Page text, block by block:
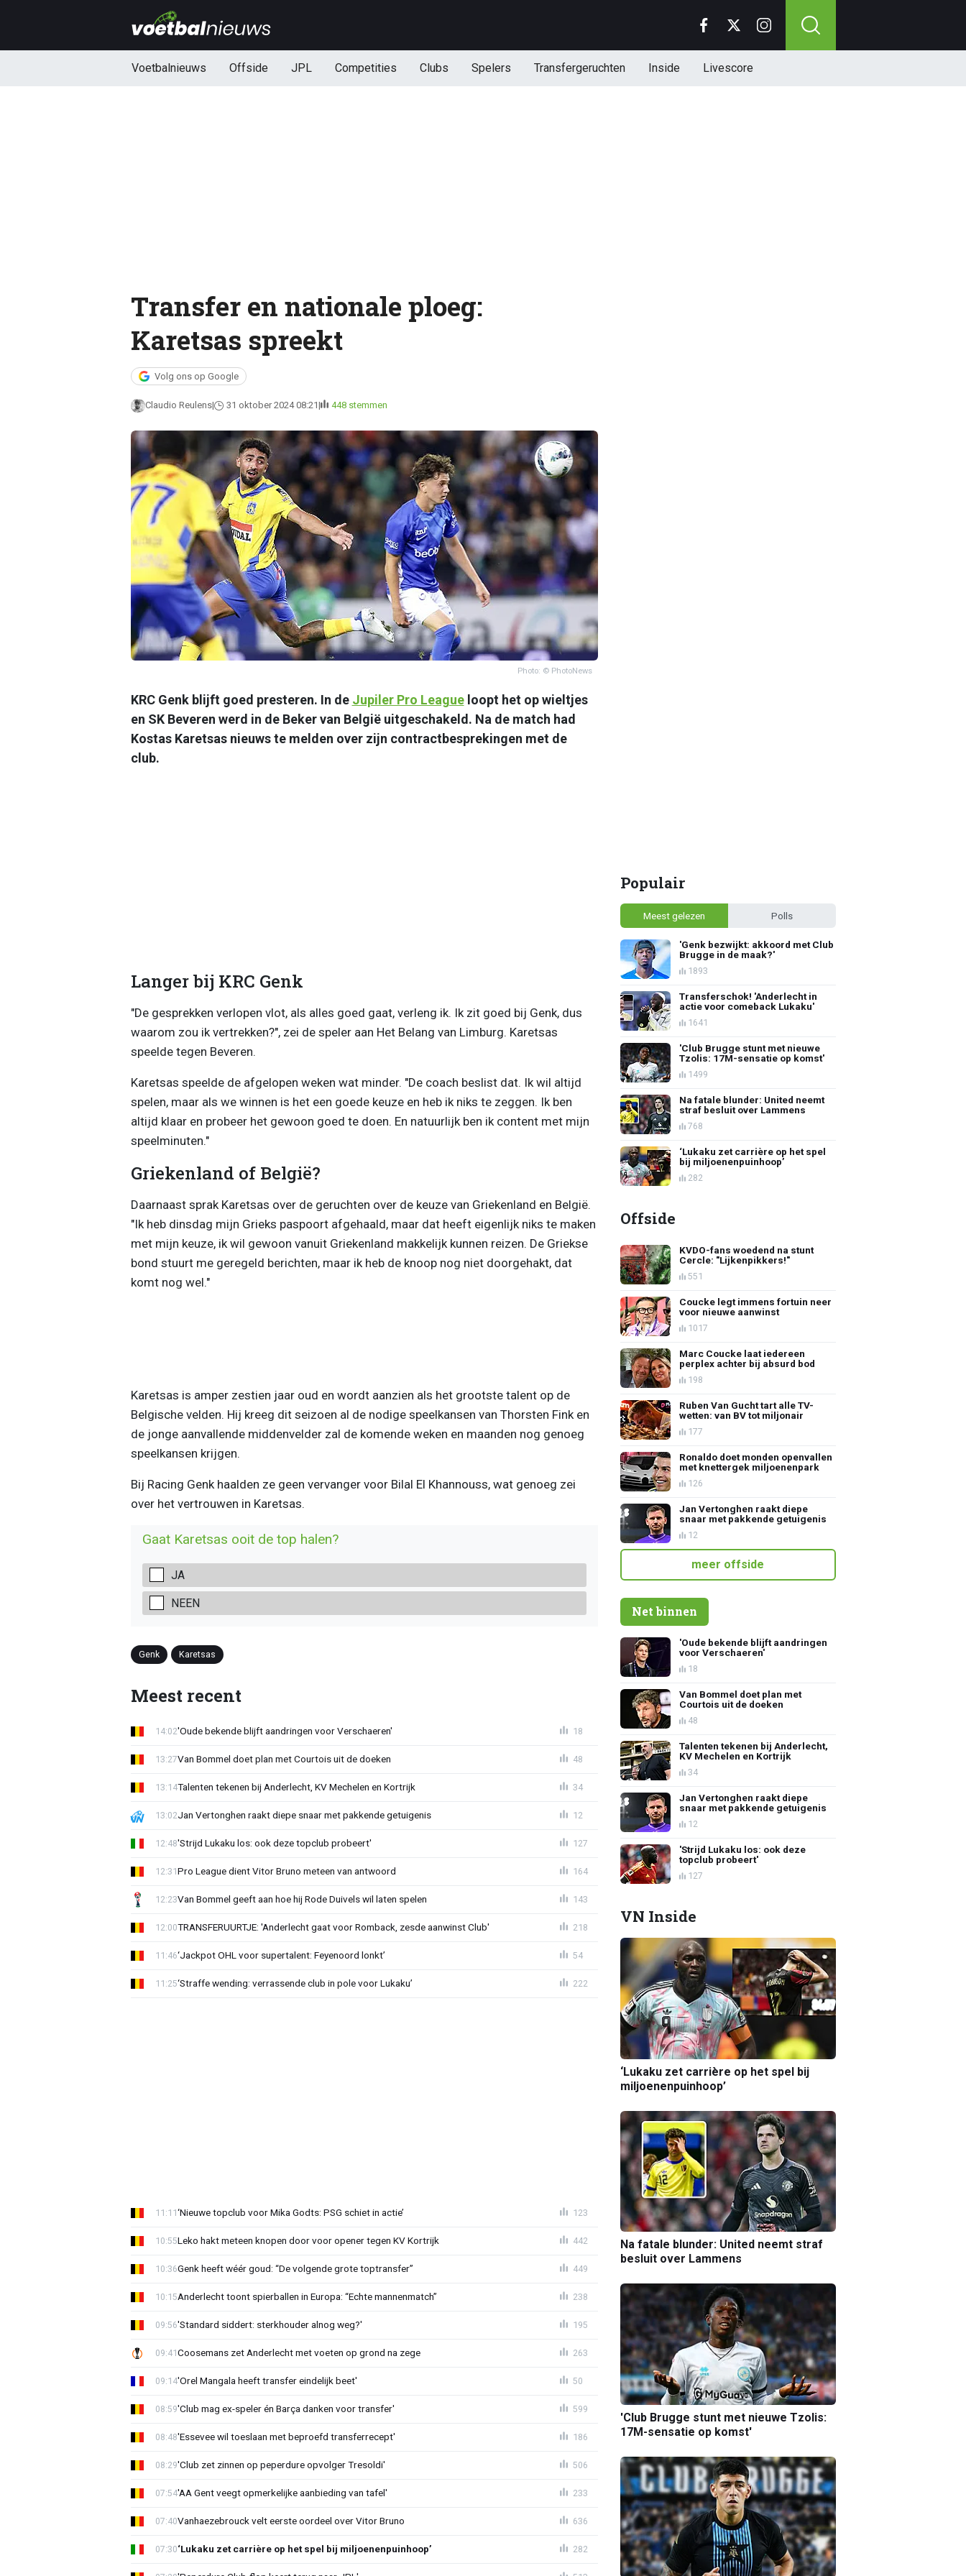
Voetbalnieuws Offside JPL Competities Clubs Spelers Transfergeruchten Inside Livescore
Transfer en nationale ploeg:
Karetsas spreekt
Volg ons op Google
Claudio Reulens 31 oktober 2024 08:21 448 stemmen
Photo: © PhotoNews
KRC Genk blijft goed presteren. In de Jupiler Pro Leagueloopt het op wieltjes
en SK Beveren werd in de Beker van België uitgeschakeld. Na de match had
Kostas Karetsas nieuws te melden over zijn contractbesprekingen met de
club.
Langer bij KRC Genk
"De gesprekken verlopen vlot, als alles goed gaat, verleng ik. Ik zit goed bij Genk, dus
waarom zou ik vertrekken?", zei de speler aan Het Belang van Limburg. Karetsas
speelde tegen Beveren.
Karetsas speelde de afgelopen weken wat minder. "De coach beslist dat. Ik wil altijd
spelen, maar als we winnen is het een goede keuze en heb ik niks te zeggen. Ik ben
altijd klaar en probeer het gewoon goed te doen. En natuurlijk ben ik content met mijn
speelminuten."
Griekenland of België?
Daarnaast sprak Karetsas over de geruchten over de keuze van Griekenland en België.
"Ik heb dinsdag mijn Grieks paspoort afgehaald, maar dat heeft eigenlijk niks te maken
met mijn keuze, ik wil gewoon vanuit Griekenland makkelijk kunnen reizen. De Griekse
bond stuurt me geregeld berichten, maar ik heb de knoop nog niet doorgehakt, dat
komt nog wel."
Karetsas is amper zestien jaar oud en wordt aanzien als het grootste talent op de
Belgische velden. Hij kreeg dit seizoen al de nodige speelkansen van Thorsten Fink en
de jonge aanvallende middenvelder zal de komende weken en maanden nog genoeg
speelkansen krijgen.
Bij Racing Genk haalden ze geen vervanger voor Bilal El Khannouss, wat genoeg zei
over het vertrouwen in Karetsas.
Gaat Karetsas ooit de top halen?
JA
NEEN
Genk Karetsas
Meest recent
'Oude bekende blijft aandringen voor Verschaeren'
14:02 18
Van Bommel doet plan met Courtois uit de doeken
13:27 48
Talenten tekenen bij Anderlecht, KV Mechelen en Kortrijk
13:14 34
Jan Vertonghen raakt diepe snaar met pakkende getuigenis
13:02 12
'Strijd Lukaku los: ook deze topclub probeert'
12:48 127
Pro League dient Vitor Bruno meteen van antwoord
12:31 164
Van Bommel geeft aan hoe hij Rode Duivels wil laten spelen
12:23 143
TRANSFERUURTJE: 'Anderlecht gaat voor Romback, zesde aanwinst Club'
12:00 218
‘Jackpot OHL voor supertalent: Feyenoord lonkt’
11:46 54
‘Straffe wending: verrassende club in pole voor Lukaku’
11:25 222
‘Nieuwe topclub voor Mika Godts: PSG schiet in actie’
11:11 123
Leko hakt meteen knopen door voor opener tegen KV Kortrijk
10:55 442
Genk heeft wéér goud: “De volgende grote toptransfer”
10:36 449
Anderlecht toont spierballen in Europa: “Echte mannenmatch”
10:15 238
'Standard siddert: sterkhouder alnog weg?'
09:56 195
Coosemans zet Anderlecht met voeten op grond na zege
09:41 263
'Orel Mangala heeft transfer eindelijk beet'
09:14 50
'Club mag ex-speler én Barça danken voor transfer'
08:59 599
'Essevee wil toeslaan met beproefd transferrecept'
08:48 186
'Club zet zinnen op peperdure opvolger Tresoldi'
08:29 506
'AA Gent veegt opmerkelijke aanbieding van tafel'
07:54 233
Vanhaezebrouck velt eerste oordeel over Vitor Bruno
07:40 636
‘Lukaku zet carrière op het spel bij miljoenenpuinhoop’
07:30 282
Populair
Meest gelezen Polls
'Genk bezwijkt: akkoord met Club
Brugge in de maak?'
1893
Transferschok! 'Anderlecht in
actie voor comeback Lukaku'
1641
'Club Brugge stunt met nieuwe
Tzolis: 17M-sensatie op komst'
1499
Na fatale blunder: United neemt
straf besluit over Lammens
768
‘Lukaku zet carrière op het spel
bij miljoenenpuinhoop’
282
Offside
KVDO-fans woedend na stunt
Cercle: "Lijkenpikkers!"
551
Coucke legt immens fortuin neer
voor nieuwe aanwinst
1017
Marc Coucke laat iedereen
perplex achter bij absurd bod
198
Ruben Van Gucht tart alle TV-
wetten: van BV tot miljonair
177
Ronaldo doet monden openvallen
met knettergek miljoenenpark
126
Jan Vertonghen raakt diepe
snaar met pakkende getuigenis
12
meer offside
Net binnen
'Oude bekende blijft aandringen
voor Verschaeren'
18
Van Bommel doet plan met
Courtois uit de doeken
48
Talenten tekenen bij Anderlecht,
KV Mechelen en Kortrijk
34
Jan Vertonghen raakt diepe
snaar met pakkende getuigenis
12
'Strijd Lukaku los: ook deze
topclub probeert'
127
VN Inside
‘Lukaku zet carrière op het spel bij
miljoenenpuinhoop’
Na fatale blunder: United neemt straf
besluit over Lammens
'Club Brugge stunt met nieuwe Tzolis:
17M-sensatie op komst'